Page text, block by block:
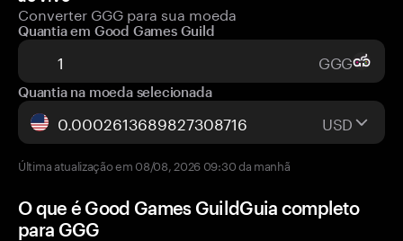
Converter GGG para sua moeda
Quantia em Good Games Guild
GGG
Quantia na moeda selecionada
USD
Última atualização em 08/08, 2026 09:30 da manhã
O que é Good Games GuildGuia completo
para GGG